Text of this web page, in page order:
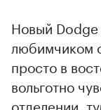
Новый
любимчиком
просто в
вольготно
отделении,